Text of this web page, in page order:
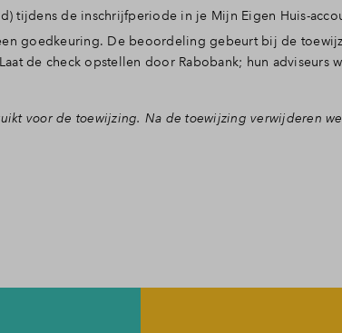
tijdens de inschrijfperiode in je Mijn Eigen Huis-
goedkeuring. De beoordeling gebeurt bij de
de check opstellen door Rabobank; hun adviseurs
voor de toewijzing. Na de toewijzing verwijderen